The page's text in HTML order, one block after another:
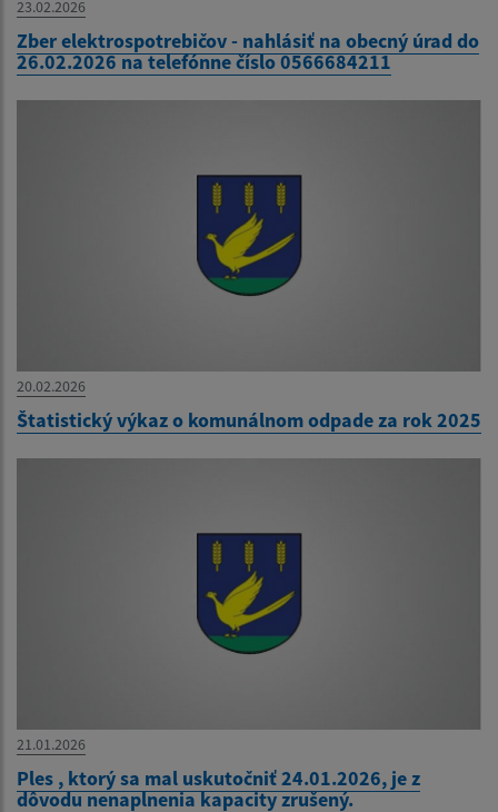
23.02.2026
Zber elektrospotrebičov - nahlásiť na obecný úrad do
26.02.2026 na telefónne číslo 0566684211
20.02.2026
Štatistický výkaz o komunálnom odpade za rok 2025
21.01.2026
Ples , ktorý sa mal uskutočniť 24.01.2026, je z
dôvodu nenaplnenia kapacity zrušený.